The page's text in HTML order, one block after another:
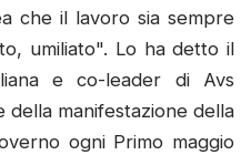
che il lavoro sia sempre
umiliato". Lo ha detto il
e co-leader di Avs
della manifestazione della
ogni Primo maggio